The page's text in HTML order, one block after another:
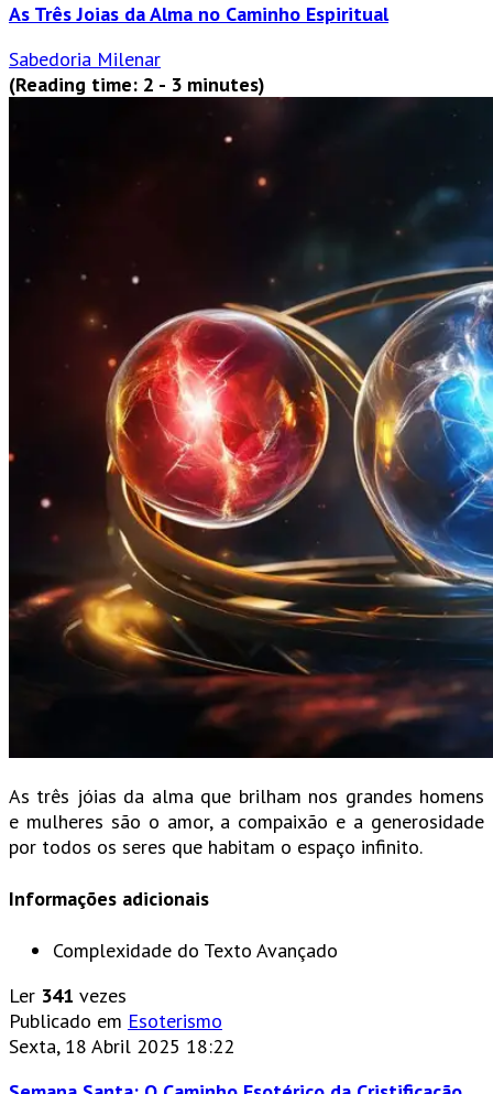
As Três Joias da Alma no Caminho Espiritual
Sabedoria Milenar
(Reading time: 2 - 3 minutes)
As três jóias da alma que brilham nos grandes homens
e mulheres são o amor, a compaixão e a generosidade
por todos os seres que habitam o espaço infinito.
Informações adicionais
Complexidade do Texto Avançado
Ler 341 vezes
Publicado em Esoterismo
Sexta, 18 Abril 2025 18:22